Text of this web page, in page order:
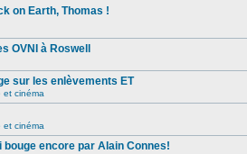
on Earth, Thomas !
OVNI à Roswell
sur les enlèvements ET
et cinéma
et cinéma
bouge encore par Alain Connes!